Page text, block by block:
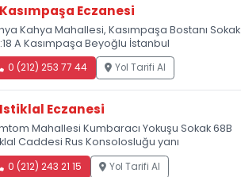
Kasımpaşa Eczanesi
Kahya Mahallesi, Kasımpaşa Bostanı Sokak
A Kasımpaşa Beyoğlu İstanbul
0 (212) 253 77 44 Yol Tarifi Al
Istiklal Eczanesi
Mahallesi Kumbaracı Yokuşu Sokak 68B
Caddesi Rus Konsolosluğu yanı
0 (212) 243 21 15 Yol Tarifi Al